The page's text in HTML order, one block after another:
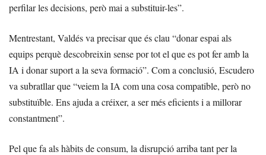
perfilar les decisions, però mai a substituir-les”.
Mentrestant, Valdés va precisar que és clau “donar espai als
equips perquè descobreixin sense por tot el que es pot fer amb la
IA i donar suport a la seva formació”. Com a conclusió, Escudero
va subratllar que “veiem la IA com una cosa compatible, però no
substituïble. Ens ajuda a créixer, a ser més eficients i a millorar
constantment”.
Pel que fa als hàbits de consum, la disrupció arriba tant per la